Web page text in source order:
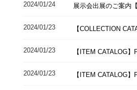
2024/01/24 展示会出展のご案内
2024/01/23 【COLLECTION
2024/01/23 【ITEM CATALOG
2024/01/23 【ITEM CATALOG